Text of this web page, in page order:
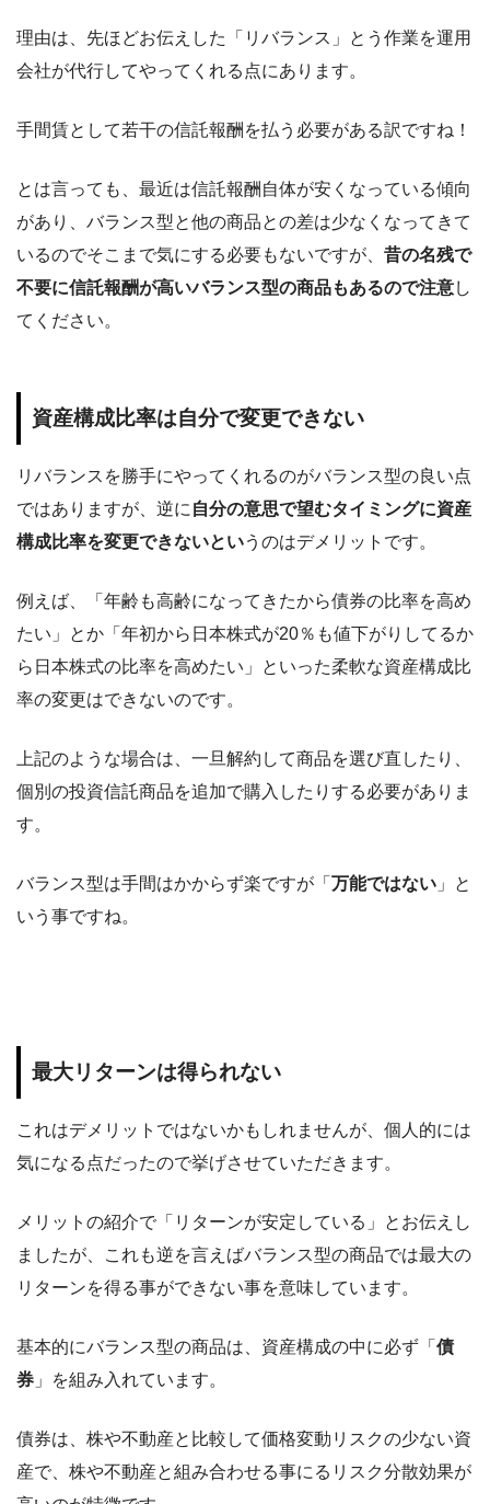
理由は、先ほどお伝えした「リバランス」とう作業を運用
会社が代行してやってくれる点にあります。
手間賃として若干の信託報酬を払う必要がある訳ですね！
とは言っても、最近は信託報酬自体が安くなっている傾向
があり、バランス型と他の商品との差は少なくなってきて
いるのでそこまで気にする必要もないですが、 昔の名残で
不要に信託報酬が高いバランス型の商品もあるので注意し
てください。
資産構成比率は自分で変更できない
リバランスを勝手にやってくれるのがバランス型の良い点
ではありますが、逆に 自分の意思で望むタイミングに資産
構成比率を変更できないというのはデメリットです。
例えば、「年齢も高齢になってきたから債券の比率を高め
たい」とか「年初から日本株式が20％も値下がりしてるか
ら日本株式の比率を高めたい」といった柔軟な資産構成比
率の変更はできないのです。
上記のような場合は、一旦解約して商品を選び直したり、
個別の投資信託商品を追加で購入したりする必要がありま
す。
バランス型は手間はかからず楽ですが「 万能ではない 」と
いう事ですね。
最大リターンは得られない
これはデメリットではないかもしれませんが、個人的には
気になる点だったので挙げさせていただきます。
メリットの紹介で「リターンが安定している」とお伝えし
ましたが、これも逆を言えばバランス型の商品では最大の
リターンを得る事ができない事を意味しています。
基本的にバランス型の商品は、資産構成の中に必ず「 債
券 」を組み入れています。
債券は、株や不動産と比較して価格変動リスクの少ない資
産で、株や不動産と組み合わせる事にるリスク分散効果が